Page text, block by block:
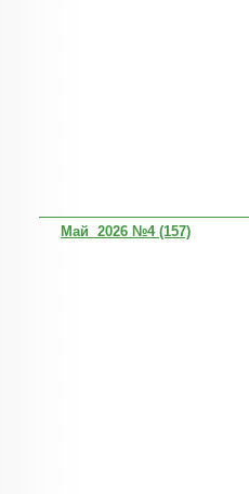
Май 2026 №4 (157)